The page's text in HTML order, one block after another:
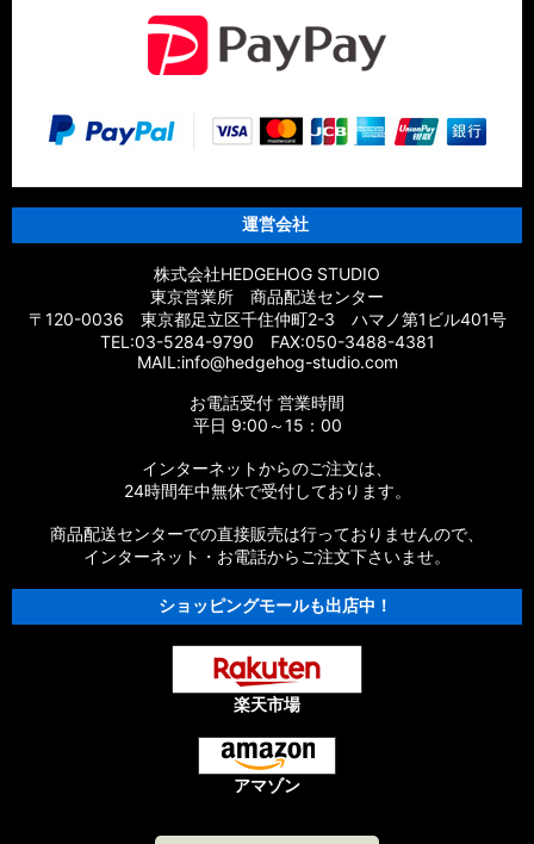
運営会社
株式会社HEDGEHOG STUDIO
東京営業所 商品配送センター
〒120-0036 東京都足立区千住仲町2-3 ハマノ第1ビル401号
TEL:03-5284-9790 FAX:050-3488-4381
MAIL:info@hedgehog-studio.com
お電話受付 営業時間
平日 9:00～15：00
インターネットからのご注文は、
24時間年中無休で受付しております。
商品配送センターでの直接販売は行っておりませんので、
インターネット・お電話からご注文下さいませ。
ショッピングモールも出店中！
楽天市場
アマゾン